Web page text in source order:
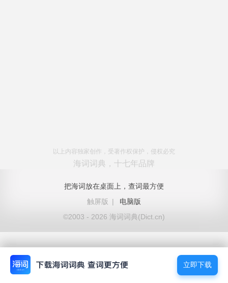
以上内容独家创作，受著作权保护，侵权必究
海词词典，十七年品牌
把海词放在桌面上，查词最方便
触屏版
|
电脑版
©2003 - 2026 海词词典(Dict.cn)
立即下载
立即下载